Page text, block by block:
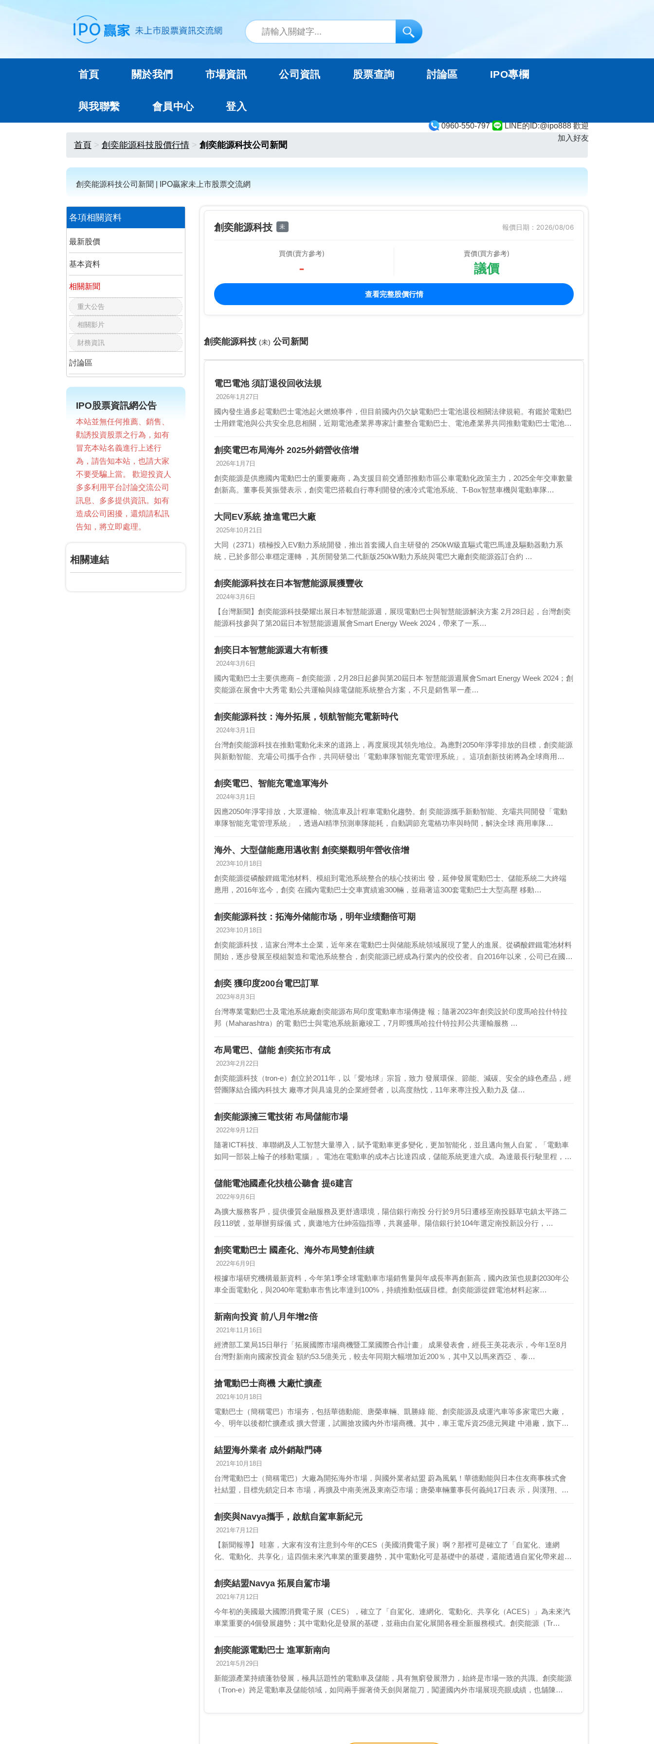
0960-550-797
LINE的ID:@ipo888 歡迎
加入好友
首頁 關於我們 市場資訊 公司資訊 股票查詢 討論區 IPO專欄
與我聯繫 會員中心 登入
首頁 創奕能源科技股價行情 創奕能源科技公司新聞
創奕能源科技公司新聞 | IPO贏家未上市股票交流網
各項相關資料
最新股價
基本資料
相關新聞
重大公告
相關影片
財務資訊
討論區
IPO股票資訊網公告
本站並無任何推薦、銷售、
勸誘投資股票之行為，如有
冒充本站名義進行上述行
為，請告知本站，也請大家
不要受騙上當。 歡迎投資人
多多利用平台討論交流公司
訊息、多多提供資訊。如有
造成公司困擾，還煩請私訊
告知，將立即處理。
相關連結
創奕能源科技 未 報價日期：2026/08/06
買價(賣方參考)
-
賣價(買方參考)
議價
查看完整股價行情
創奕能源科技 (未) 公司新聞
電巴電池 須訂退役回收法規
2026年1月27日
國內發生過多起電動巴士電池起火燃燒事件，但目前國內仍欠缺電動巴士電池退役相關法律規範。有鑑於電動巴
士用鋰電池與公共安全息息相關，近期電池產業界專家計畫整合電動巴士、電池產業界共同推動電動巴士電池退
創奕電巴布局海外 2025外銷營收倍增
2026年1月7日
創奕能源是供應國內電動巴士的重要廠商，為支援目前交通部推動市區公車電動化政策主力，2025全年交車數量
創新高。董事長黃振聲表示，創奕電巴搭載自行專利開發的液冷式電池系統、T-Box智慧車機與電動車隊…
大同EV系統 搶進電巴大廠
2025年10月21日
大同（2371）積極投入EV動力系統開發，推出首套國人自主研發的 250kW級直驅式電巴馬達及驅動器動力系
統，已於多部公車穩定運轉 ，其所開發第二代新版250kW動力系統與電巴大廠創奕能源簽訂合約 …
創奕能源科技在日本智慧能源展獲豐收
2024年3月6日
【台灣新聞】創奕能源科技榮耀出展日本智慧能源週，展現電動巴士與智慧能源解決方案 2月28日起，台灣創奕
能源科技參與了第20屆日本智慧能源週展會Smart Energy Week 2024，帶來了一系…
創奕日本智慧能源週大有斬獲
2024年3月6日
國內電動巴士主要供應商－創奕能源，2月28日起參與第20屆日本 智慧能源週展會Smart Energy Week 2024；創
奕能源在展會中大秀電 動公共運輸與綠電儲能系統整合方案，不只是銷售單一產…
創奕能源科技：海外拓展，領航智能充電新時代
2024年3月1日
台灣創奕能源科技在推動電動化未來的道路上，再度展現其領先地位。為應對2050年淨零排放的目標，創奕能源
與新動智能、充壩公司攜手合作，共同研發出「電動車隊智能充電管理系統」。這項創新技術將為全球商用…
創奕電巴、智能充電進軍海外
2024年3月1日
因應2050年淨零排放，大眾運輸、物流車及計程車電動化趨勢。創 奕能源攜手新動智能、充壩共同開發「電動
車隊智能充電管理系統」 ，透過AI精準預測車隊能耗，自動調節充電樁功率與時間，解決全球 商用車隊…
海外、大型儲能應用邁收割 創奕樂觀明年營收倍增
2023年10月18日
創奕能源從磷酸鋰鐵電池材料、模組到電池系統整合的核心技術出 發，延伸發展電動巴士、儲能系統二大終端
應用，2016年迄今，創奕 在國內電動巴士交車實績逾300輛，並藉著這300套電動巴士大型高壓 移動…
創奕能源科技：拓海外储能市场，明年业绩翻倍可期
2023年10月18日
創奕能源科技，這家台灣本土企業，近年來在電動巴士與储能系統領域展現了驚人的進展。從磷酸鋰鐵電池材料
開始，逐步發展至模組製造和電池系統整合，創奕能源已經成為行業內的佼佼者。自2016年以來，公司已在國…
創奕 獲印度200台電巴訂單
2023年8月3日
台灣專業電動巴士及電池系統廠創奕能源布局印度電動車市場傳捷 報；隨著2023年創奕設於印度馬哈拉什特拉
邦（Maharashtra）的電 動巴士與電池系統新廠竣工，7月即獲馬哈拉什特拉邦公共運輸服務 …
布局電巴、儲能 創奕拓市有成
2023年2月22日
創奕能源科技（tron-e）創立於2011年，以「愛地球」宗旨，致力 發展環保、節能、減碳、安全的綠色產品，經
營團隊結合國內科技大 廠專才與具遠見的企業經營者，以高度熱忱，11年來專注投入動力及 儲…
創奕能源擁三電技術 布局儲能市場
2022年9月12日
隨著ICT科技、車聯網及人工智慧大量導入，賦予電動車更多變化，更加智能化，並且邁向無人自駕，「電動車
如同一部裝上輪子的移動電腦」。電池在電動車的成本占比達四成，儲能系統更達六成。為達最長行駛里程，
儲能電池國產化扶植公聽會 提6建言
2022年9月6日
為擴大服務客戶，提供優質金融服務及更舒適環境，陽信銀行南投 分行於9月5日遷移至南投縣草屯鎮太平路二
段118號，並舉辦剪綵儀 式，廣邀地方仕紳蒞臨指導，共襄盛舉。陽信銀行於104年選定南投新設分行，…
創奕電動巴士 國產化、海外布局雙創佳績
2022年6月9日
根據市場研究機構最新資料，今年第1季全球電動車市場銷售量與年成長率再創新高，國內政策也規劃2030年公
車全面電動化，與2040年電動車市售比率達到100%，持續推動低碳目標。創奕能源從鋰電池材料起家…
新南向投資 前八月年增2倍
2021年11月16日
經濟部工業局15日舉行「拓展國際市場商機暨工業國際合作計畫」 成果發表會，經長王美花表示，今年1至8月
台灣對新南向國家投資金 額約53.5億美元，較去年同期大幅增加近200％，其中又以馬來西亞 、泰…
搶電動巴士商機 大廠忙擴產
2021年10月18日
電動巴士（簡稱電巴）市場夯，包括華德動能、唐榮車輛、凱勝綠 能、創奕能源及成運汽車等多家電巴大廠，
今、明年以後都忙擴產或 擴大營運，試圖搶攻國內外市場商機。其中，車王電斥資25億元興建 中港廠，旗下…
結盟海外業者 成外銷敲門磚
2021年10月18日
台灣電動巴士（簡稱電巴）大廠為開拓海外市場，與國外業者結盟 蔚為風氣！華德動能與日本住友商事株式會
社結盟，目標先鎖定日本 市場，再擴及中南美洲及東南亞市場；唐榮車輛董事長何義純17日表 示，與漢翔、…
創奕與Navya攜手，啟航自駕車新紀元
2021年7月12日
【新聞報導】 哇塞，大家有沒有注意到今年的CES（美國消費電子展）啊？那裡可是確立了「自駕化、連網
化、電動化、共享化」這四個未來汽車業的重要趨勢，其中電動化可是基礎中的基礎，還能透過自駕化帶來超多
創奕結盟Navya 拓展自駕市場
2021年7月12日
今年初的美國最大國際消費電子展（CES），確立了「自駕化、連網化、電動化、共享化（ACES）」為未來汽
車業重要的4個發展趨勢；其中電動化是發展的基礎，並藉由自駕化展開各種全新服務模式。創奕能源（Tr…
創奕能源電動巴士 進軍新南向
2021年5月29日
新能源產業持續蓬勃發展，極具話題性的電動車及儲能，具有無窮發展潛力，始終是市場一致的共識。創奕能源
（Tron-e）跨足電動車及儲能領域，如同兩手握著倚天劍與屠龍刀，闖盪國內外市場展現亮眼成績，也舖陳…